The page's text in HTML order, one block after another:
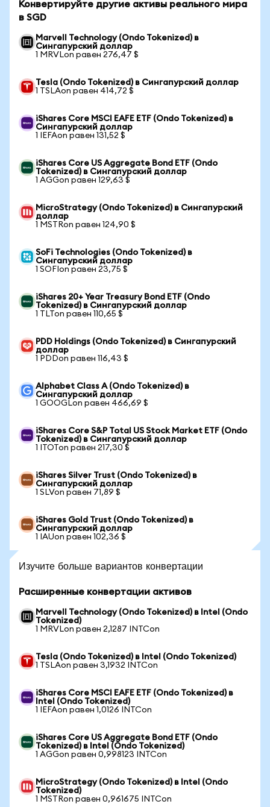
Конвертируйте другие активы реального мира
в SGD
Marvell Technology (Ondo Tokenized) в
Сингапурский доллар
1 MRVLon равен 276,47 $
Tesla (Ondo Tokenized) в Сингапурский доллар
1 TSLAon равен 414,72 $
iShares Core MSCI EAFE ETF (Ondo Tokenized) в
Сингапурский доллар
1 IEFAon равен 131,52 $
iShares Core US Aggregate Bond ETF (Ondo
Tokenized) в Сингапурский доллар
1 AGGon равен 129,63 $
MicroStrategy (Ondo Tokenized) в Сингапурский
доллар
1 MSTRon равен 124,90 $
SoFi Technologies (Ondo Tokenized) в
Сингапурский доллар
1 SOFIon равен 23,75 $
iShares 20+ Year Treasury Bond ETF (Ondo
Tokenized) в Сингапурский доллар
1 TLTon равен 110,65 $
PDD Holdings (Ondo Tokenized) в Сингапурский
доллар
1 PDDon равен 116,43 $
Alphabet Class A (Ondo Tokenized) в
Сингапурский доллар
1 GOOGLon равен 466,69 $
iShares Core S&P Total US Stock Market ETF (Ondo
Tokenized) в Сингапурский доллар
1 ITOTon равен 217,30 $
iShares Silver Trust (Ondo Tokenized) в
Сингапурский доллар
1 SLVon равен 71,89 $
iShares Gold Trust (Ondo Tokenized) в
Сингапурский доллар
1 IAUon равен 102,36 $
Изучите больше вариантов конвертации
Расширенные конвертации активов
Marvell Technology (Ondo Tokenized) в Intel (Ondo
Tokenized)
1 MRVLon равен 2,1287 INTCon
Tesla (Ondo Tokenized) в Intel (Ondo Tokenized)
1 TSLAon равен 3,1932 INTCon
iShares Core MSCI EAFE ETF (Ondo Tokenized) в
Intel (Ondo Tokenized)
1 IEFAon равен 1,0126 INTCon
iShares Core US Aggregate Bond ETF (Ondo
Tokenized) в Intel (Ondo Tokenized)
1 AGGon равен 0,998123 INTCon
MicroStrategy (Ondo Tokenized) в Intel (Ondo
Tokenized)
1 MSTRon равен 0,961675 INTCon